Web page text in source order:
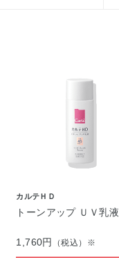
カルテＨＤ
トーンアップ ＵＶ乳液
1,760円 （税込）※